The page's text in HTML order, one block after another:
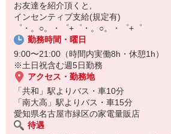
【スマホ面接実施中】
￣￣￣￣￣￣￣￣￣
自宅に居ながらスマホでカンタン面接OK！
オンライン面談なのでスピード対応。
お友達を紹介頂くと,
インセンティブ支給(規定有)
゜・。○。・゜+゜・。○。・゜+゜
勤務時間・曜日
9:00〜21:00（時間内実働8h・休憩1h）
※土日祝含む週5日勤務
アクセス・勤務地
「共和」駅よりバス・車10分
「南大高」駅よりバス・車15分
愛知県名古屋市緑区の家電量販店
待遇